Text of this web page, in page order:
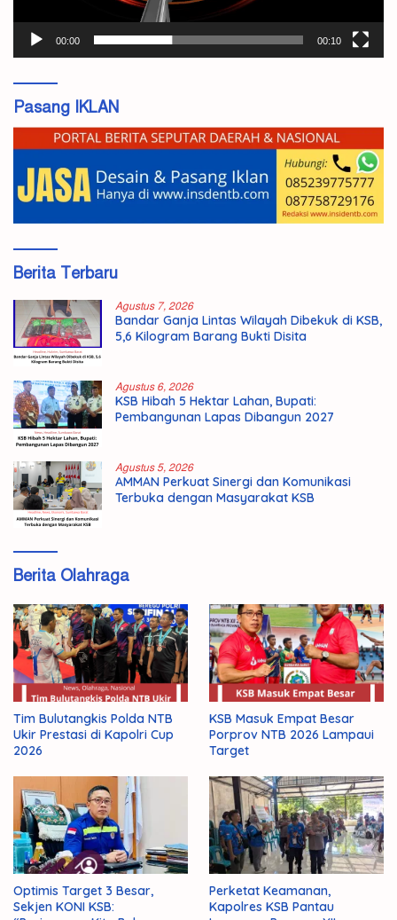
00:00 00:10
Pasang IKLAN
Berita Terbaru
Agustus 7, 2026
Bandar Ganja Lintas Wilayah Dibekuk di KSB,
5,6 Kilogram Barang Bukti Disita
Agustus 6, 2026
KSB Hibah 5 Hektar Lahan, Bupati:
Pembangunan Lapas Dibangun 2027
Agustus 5, 2026
AMMAN Perkuat Sinergi dan Komunikasi
Terbuka dengan Masyarakat KSB
Berita Olahraga
Tim Bulutangkis Polda NTB
Ukir Prestasi di Kapolri Cup
2026
KSB Masuk Empat Besar
Porprov NTB 2026 Lampaui
Target
Optimis Target 3 Besar,
Sekjen KONI KSB:
Perketat Keamanan,
Kapolres KSB Pantau